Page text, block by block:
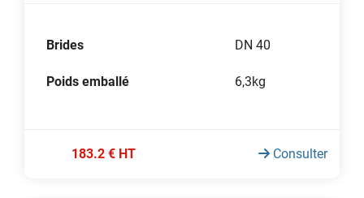
Brides DN 40
Poids emballé 6,3kg
183.2 € HT Consulter